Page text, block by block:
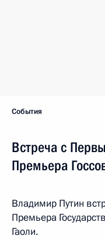
События
Встреча с
Премьера
Владимир Путин
Премьера
Гаоли.